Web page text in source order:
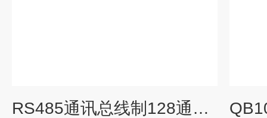
RS485通讯总线制128通道可燃有毒气体控制器